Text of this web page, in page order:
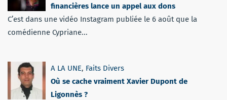
financières lance un appel aux dons
C’est dans une vidéo Instagram publiée le 6 août que la
comédienne Cypriane...
A LA UNE, Faits Divers
Où se cache vraiment Xavier Dupont de
Ligonnès ?